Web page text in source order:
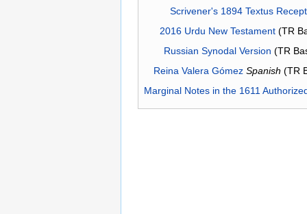
Scrivener's 1894 Textus
2016 Urdu New Testament(TR
Russian Synodal Version (TR
Reina Valera Gómez Spanish (TR
Marginal Notes in the 1611